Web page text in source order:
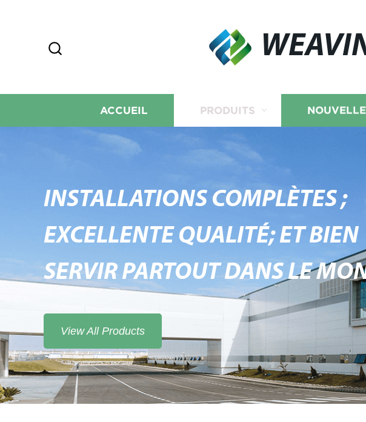
ACCUEIL PRODUITS
INSTALLATIONS COMPLÈTES ;
EXCELLENTE QUALITÉ; ET BIEN
SERVIR PARTOUT DANS LE
View All Products